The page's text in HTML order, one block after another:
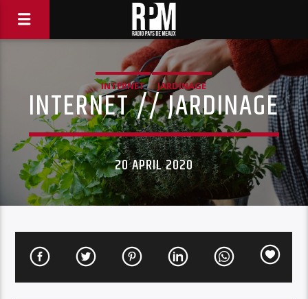
INTERNET JARDINAGE
INTERNET // JARDINAGE
20 APRIL 2020